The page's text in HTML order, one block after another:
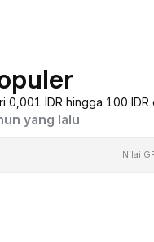
0,001 IDR hingga 100
yang lalu
Nilai